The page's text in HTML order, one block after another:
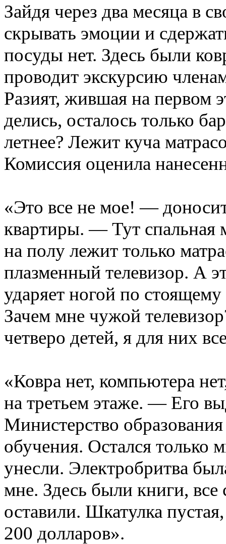
Зайдя через два месяца в
скрывать эмоции и
посуды нет. Здесь были
проводит экскурсию
Разият, жившая на первом
делись, осталось только
летнее? Лежит куча
Комиссия оценила
«Это все не мое! —
квартиры. — Тут спальная
на полу лежит только
плазменный телевизор. А
ударяет ногой по
Зачем мне чужой
четверо детей, я для них
«Ковра нет, компьютера
на третьем этаже. — Его
Министерство
обучения. Остался
унесли. Электробритва
мне. Здесь были книги,
оставили. Шкатулка
200 долларов».